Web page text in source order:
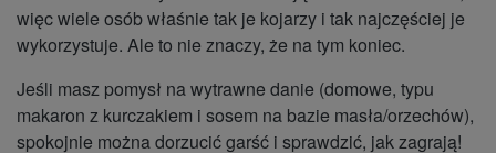
więc wiele osób właśnie tak je kojarzy i tak najczęściej je
wykorzystuje. Ale to nie znaczy, że na tym koniec.
Jeśli masz pomysł na wytrawne danie (domowe, typu
makaron z kurczakiem i sosem na bazie masła/orzechów),
spokojnie można dorzucić garść i sprawdzić, jak zagrają!